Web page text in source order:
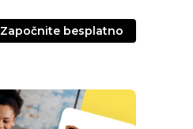
Započnite besplatno